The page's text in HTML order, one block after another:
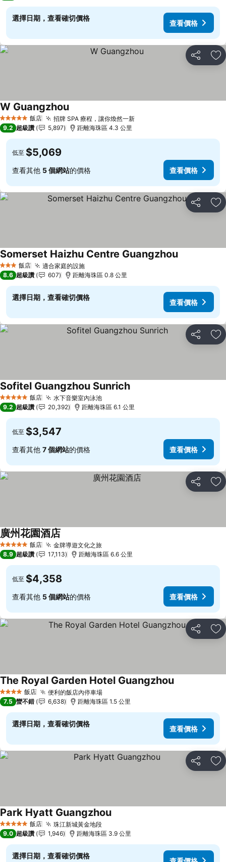
選擇日期，查看確切價格
查看價格
分享 加
5 星級 飯店 招牌 SPA 療程，讓你煥然一新查看價格
W Guangzhou查看價格
9.2 超級讚 5,897 距離海珠區 4.3 公里
低至 $5,069
查看其他 5 個網站的價格 查看價格
分享 加
3 星級 飯店 適合家庭的設施查看價格
Somerset Haizhu Centre Guangzhou查看價格
8.6 超級讚 607 距離海珠區 0.8 公里
選擇日期，查看確切價格
查看價格
分享 加
5 星級 飯店 水下音樂室內泳池查看價格
Sofitel Guangzhou Sunrich查看價格
9.2 超級讚 20,392 距離海珠區 6.1 公里
低至 $3,547
查看其他 7 個網站的價格 查看價格
分享 加
5 星級 飯店 金牌導遊文化之旅查看價格
廣州花園酒店
8.9 超級讚 17,113 距離海珠區 6.6 公里
低至 $4,358
查看其他 5 個網站的價格 查看價格
分享 加
4 星級 飯店 便利的飯店內停車場查看價格
The Royal Garden Hotel Guangzhou查看價格
7.5 蠻不錯 6,638 距離海珠區 1.5 公里
選擇日期，查看確切價格
查看價格
分享 加
5 星級 飯店 珠江新城黃金地段查看價格
Park Hyatt Guangzhou查看價格
9.0 超級讚 1,946 距離海珠區 3.9 公里
選擇日期，查看確切價格